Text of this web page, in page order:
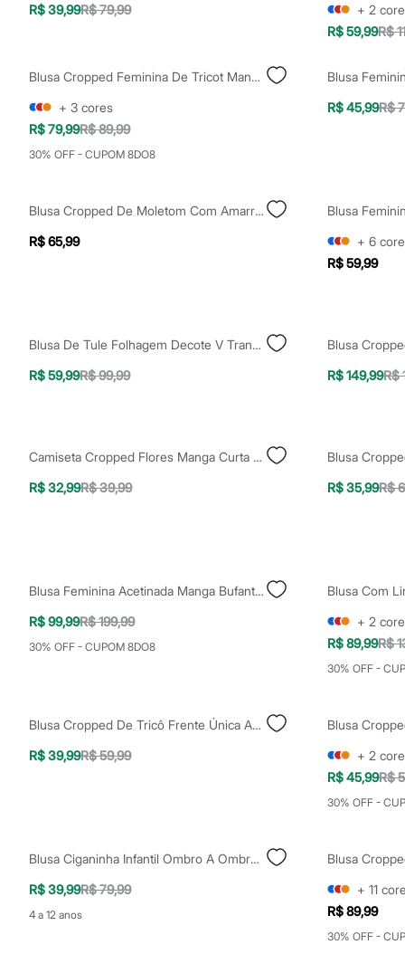
Clock House
Mindset
Moda esportiva
Acessórios
Blusas
Calçados
Leggings
Shorts e Bermudas
Calcinhas
Cintas e Modeladores
Meias
Pijamas
Personagens
Plus size
Blusas e Camisetas
Shorts e Saias
Vestidos
Masculino
Bermudas
Calças
Camisetas e Regatas
Bolsas e Mochilas
Cintos
Chinelos
Sapatos
Sandálias e Papetes
Tênis
Moda esportiva
R$ 39,99R$ 79,99
+ 2
R$ 59,99R$
Blusa Cropped Feminina De Tricot Manga Curta Azul
+ 3 cores
R$ 79,99R$ 89,99
30% OFF - CUPOM 8DO8
R$ 45,99R$
Blusa Cropped De Moletom Com Amarração Lilo Stitch Arco Íris Manga Curta Decote Redondo Bege
R$ 65,99
+ 6
R$ 59,99
Blusa De Tule Folhagem Decote V Transpassado Manga Bufante Rosa Claro
R$ 59,99R$ 99,99
R$ 149,99R$
Camiseta Cropped Flores Manga Curta Decote Redondo Rosa Claro
R$ 32,99R$ 39,99
R$ 35,99R$
Blusa Feminina Acetinada Manga Bufante Poá Mindset Preta
R$ 99,99R$ 199,99
30% OFF - CUPOM 8DO8
+ 2
R$ 89,99R$
30% OFF -
Blusa Cropped De Tricô Frente Única Azul
R$ 39,99R$ 59,99
+ 2
R$ 45,99R$
30% OFF -
Blusa Ciganinha Infantil Ombro A Ombro Floral Azul
R$ 39,99R$ 79,99
4 a 12 anos
+ 11
R$ 89,99
30% OFF -